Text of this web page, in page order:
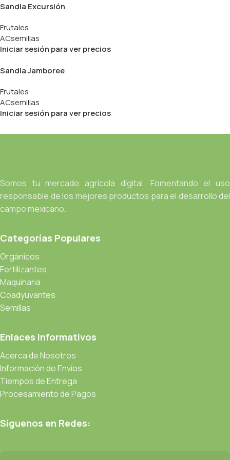
Sandia Excursión
Frutales
ACsemillas
Iniciar sesión para ver precios
Sandia Jamboree
Frutales
ACsemillas
Iniciar sesión para ver precios
Somos tu mercado agrícola digital. Fomentando el uso
responsable de los mejores productos para el desarrollo del
campo mexicano.
Categorías Populares
Orgánicos
Fertilizantes
Maquinaria
Coadyuvantes
Semillas
Enlaces Informativos
Acerca de Nosotros
Información de Envíos
Tiempos de Entrega
Procesamiento de Pagos
Síguenos en Redes: